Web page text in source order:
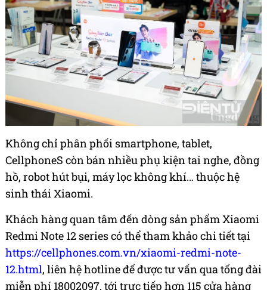
Không chỉ phân phối smartphone, tablet,
CellphoneS còn bán nhiều phụ kiện tai nghe, đồng
hồ, robot hút bụi, máy lọc không khí… thuộc hệ
sinh thái Xiaomi.
Khách hàng quan tâm đến dòng sản phẩm Xiaomi
Redmi Note 12 series có thể tham khảo chi tiết tại
https://cellphones.com.vn/xiaomi-redmi-note-
12.html, liên hệ hotline để được tư vấn qua tổng đài
miễn phí 18002097, tới trực tiếp hơn 115 cửa hàng